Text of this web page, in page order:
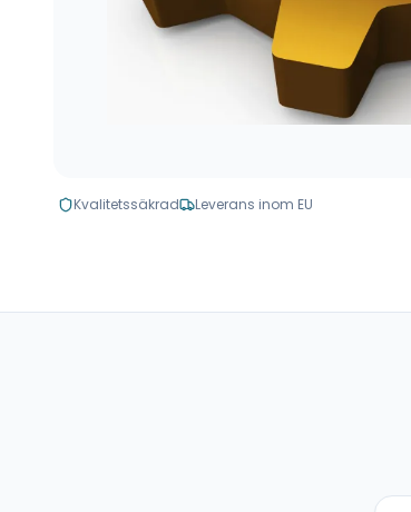
Kvalitetssäkrad Leverans inom EU